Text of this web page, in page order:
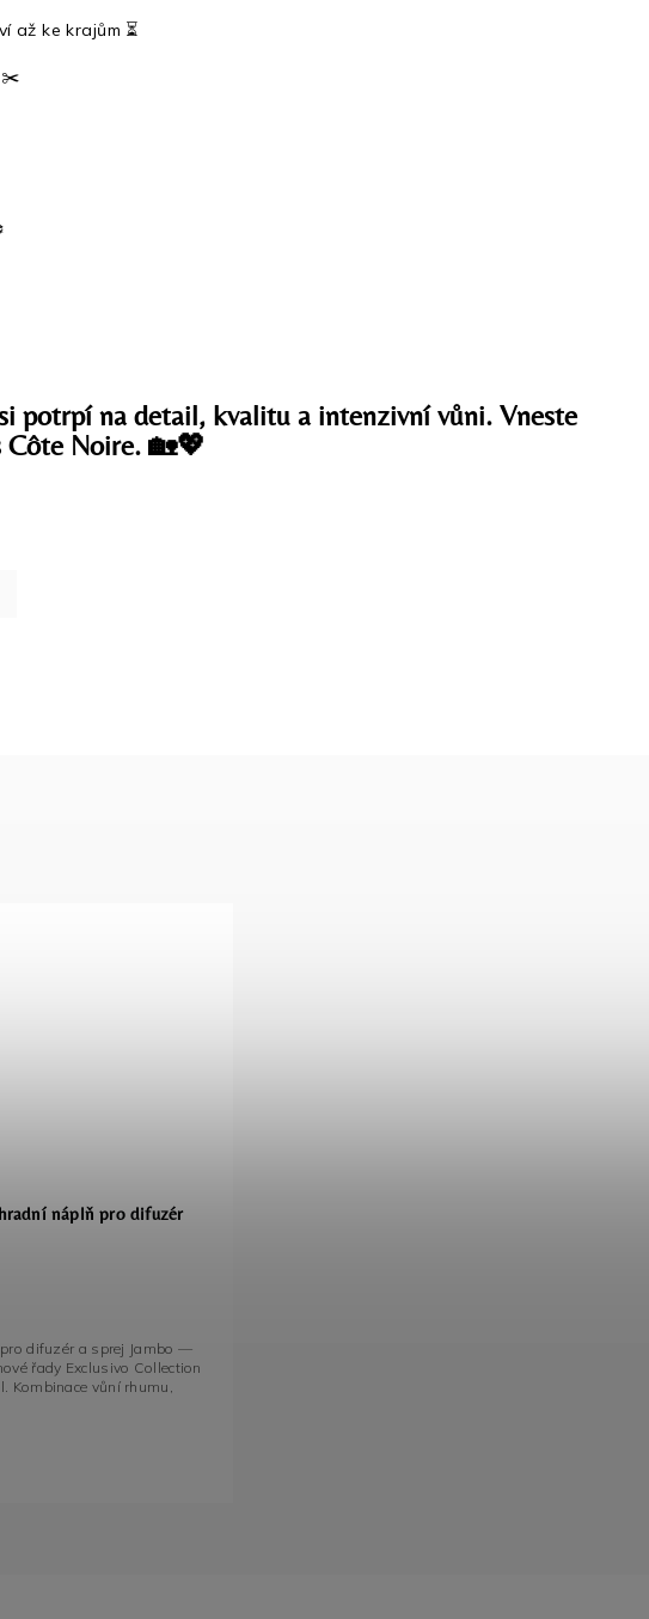
až ke krajům ⏳
✂️
potrpí na detail, kvalitu a intenzivní vůni. Vneste
Côte Noire. 🏡💖
náplň pro difuzér
difuzér a sprej Jambo —
řady Exclusivo Collection
Kombinace vůní rhumu,